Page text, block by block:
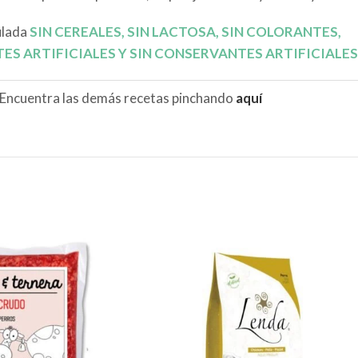
SIN CEREALES, SIN LACTOSA, SIN COLORANTES,
ARTIFICIALES Y SIN CONSERVANTES
las demás recetas pinchando aquí